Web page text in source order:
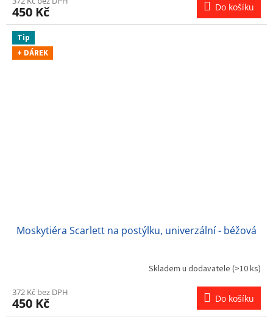
450 Kč Do košíku
Tip
+ DÁREK
Moskytiéra Scarlett na postýlku, univerzální - béžová
Skladem u dodavatele (>10 ks)
372 Kč bez DPH
450 Kč Do košíku